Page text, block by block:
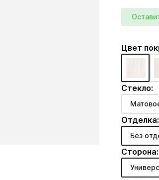
Цвет
Стекло:
Отделка:
Без
Сторона: